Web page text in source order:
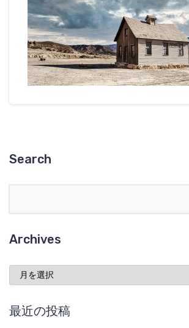
Search
Archives
Archives
最近の投稿